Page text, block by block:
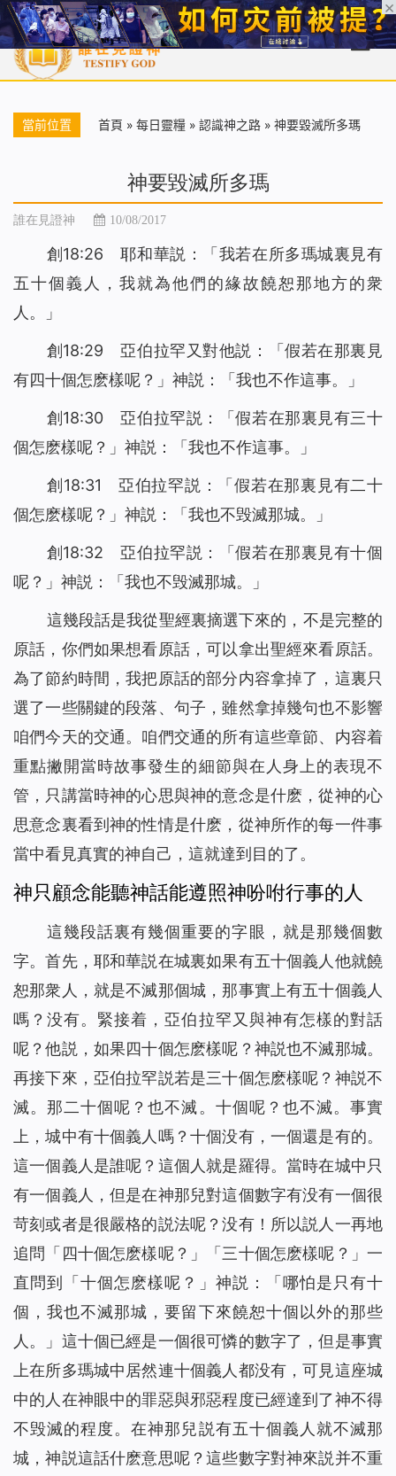
首頁 每日靈糧 天國福音 基督徒見證 信仰解答 聖經
當前位置 首頁 » 每日靈糧 » 認識神之路 » 神要毀滅所多瑪
神要毀滅所多瑪
誰在見證神 10/08/2017
創18:26 耶和華説：「我若在所多瑪城裏見有
五十個義人，我就為他們的緣故饒恕那地方的衆
人。」
創18:29 亞伯拉罕又對他説：「假若在那裏見
有四十個怎麽樣呢？」神説：「我也不作這事。」
創18:30 亞伯拉罕説：「假若在那裏見有三十
個怎麽樣呢？」神説：「我也不作這事。」
創18:31 亞伯拉罕説：「假若在那裏見有二十
個怎麽樣呢？」神説：「我也不毁滅那城。」
創18:32 亞伯拉罕説：「假若在那裏見有十個
呢？」神説：「我也不毁滅那城。」
這幾段話是我從聖經裏摘選下來的，不是完整的
原話，你們如果想看原話，可以拿出聖經來看原話。
為了節約時間，我把原話的部分内容拿掉了，這裏只
選了一些關鍵的段落、句子，雖然拿掉幾句也不影響
咱們今天的交通。咱們交通的所有這些章節、内容着
重點撇開當時故事發生的細節與在人身上的表現不
管，只講當時神的心思與神的意念是什麽，從神的心
思意念裏看到神的性情是什麽，從神所作的每一件事
當中看見真實的神自己，這就達到目的了。
神只顧念能聽神話能遵照神吩咐行事的人
這幾段話裏有幾個重要的字眼，就是那幾個數
字。首先，耶和華説在城裏如果有五十個義人他就饒
恕那衆人，就是不滅那個城，那事實上有五十個義人
嗎？没有。緊接着，亞伯拉罕又與神有怎樣的對話
呢？他説，如果四十個怎麽樣呢？神説也不滅那城。
再接下來，亞伯拉罕説若是三十個怎麽樣呢？神説不
滅。那二十個呢？也不滅。十個呢？也不滅。事實
上，城中有十個義人嗎？十個没有，一個還是有的。
這一個義人是誰呢？這個人就是羅得。當時在城中只
有一個義人，但是在神那兒對這個數字有没有一個很
苛刻或者是很嚴格的説法呢？没有！所以説人一再地
追問「四十個怎麽樣呢？」「三十個怎麽樣呢？」一
直問到「十個怎麽樣呢？」神説：「哪怕是只有十
個，我也不滅那城，要留下來饒恕十個以外的那些
人。」這十個已經是一個很可憐的數字了，但是事實
上在所多瑪城中居然連十個義人都没有，可見這座城
中的人在神眼中的罪惡與邪惡程度已經達到了神不得
不毁滅的程度。在神那兒説有五十個義人就不滅那
城，神説這話什麽意思呢？這些數字對神來説并不重